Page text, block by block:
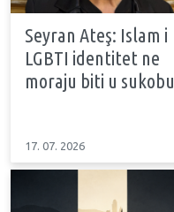
Seyran Ateş: Islam i
LGBTI identitet ne
moraju biti u sukobu
17. 07. 2026